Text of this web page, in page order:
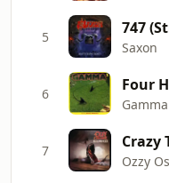
5
Saxon
6 Four
Gamma
7 Crazy
Ozzy